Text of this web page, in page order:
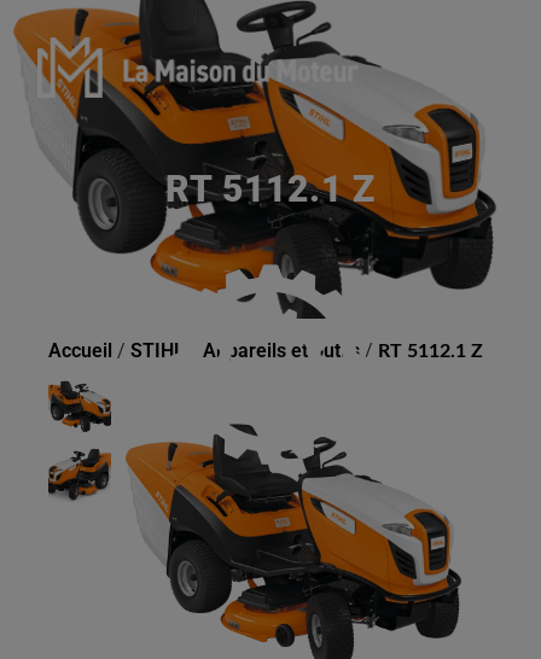
RT 5112.1 Z
Accueil / STIHL Appareils et outils / RT 5112.1 Z